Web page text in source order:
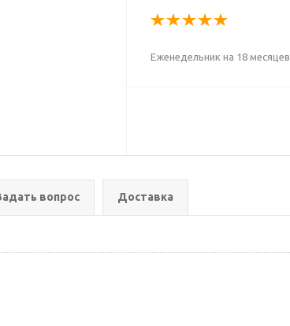
Еженедельник на 18 месяцев
вопрос Доставка